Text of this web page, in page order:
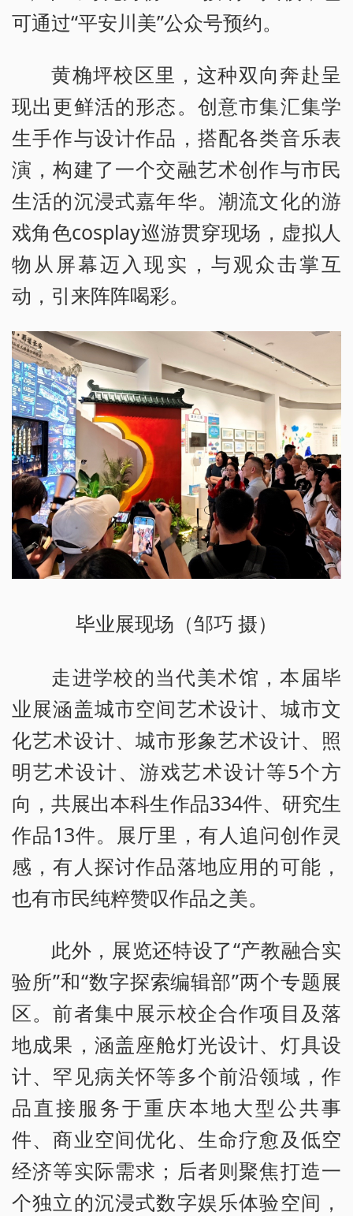
可通过“平安川美”公众号预约。
黄桷坪校区里，这种双向奔赴呈
现出更鲜活的形态。创意市集汇集学
生手作与设计作品，搭配各类音乐表
演，构建了一个交融艺术创作与市民
生活的沉浸式嘉年华。潮流文化的游
戏角色cosplay巡游贯穿现场，虚拟人
物从屏幕迈入现实，与观众击掌互
动，引来阵阵喝彩。
毕业展现场（邹巧 摄）
走进学校的当代美术馆，本届毕
业展涵盖城市空间艺术设计、城市文
化艺术设计、城市形象艺术设计、照
明艺术设计、游戏艺术设计等5个方
向，共展出本科生作品334件、研究生
作品13件。展厅里，有人追问创作灵
感，有人探讨作品落地应用的可能，
也有市民纯粹赞叹作品之美。
此外，展览还特设了“产教融合实
验所”和“数字探索编辑部”两个专题展
区。前者集中展示校企合作项目及落
地成果，涵盖座舱灯光设计、灯具设
计、罕见病关怀等多个前沿领域，作
品直接服务于重庆本地大型公共事
件、商业空间优化、生命疗愈及低空
经济等实际需求；后者则聚焦打造一
个独立的沉浸式数字娱乐体验空间，